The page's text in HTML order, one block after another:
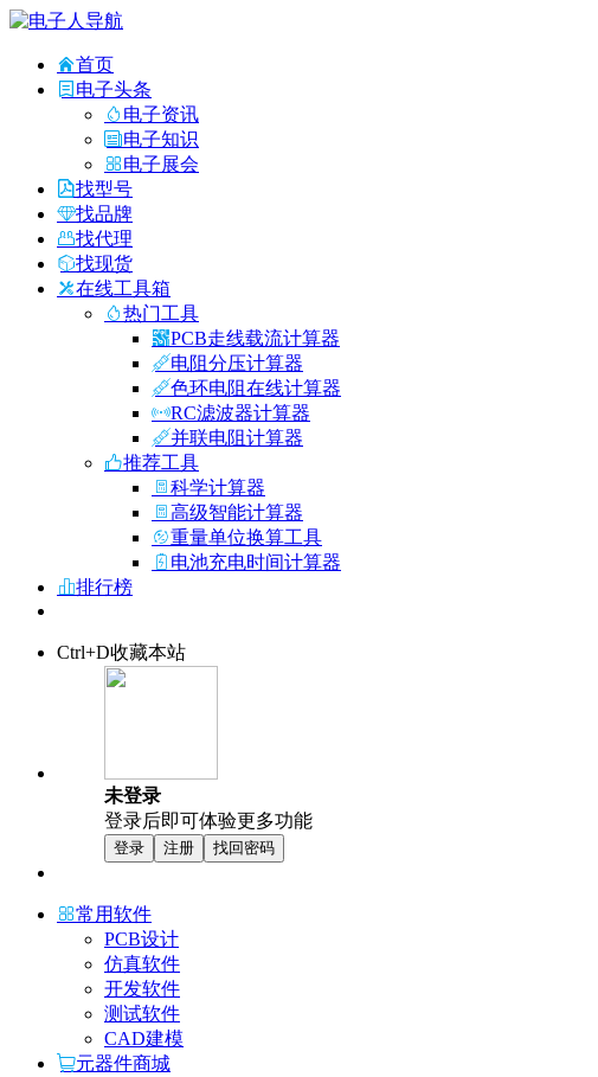
首页
电子头条
电子资讯
电子知识
电子展会
找型号
找品牌
找代理
找现货
在线工具箱
热门工具
PCB走线载流计算器
电阻分压计算器
色环电阻在线计算器
RC滤波器计算器
并联电阻计算器
推荐工具
科学计算器
高级智能计算器
重量单位换算工具
电池充电时间计算器
排行榜
Ctrl+D收藏本站
未登录
登录后即可体验更多功能
登录 注册 找回密码
常用软件
PCB设计
仿真软件
开发软件
测试软件
CAD建模
元器件商城